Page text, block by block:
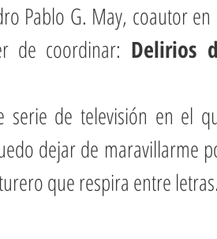
Pablo G. May, coautor en
de coordinar: Delirios
serie de televisión en el
dejar de maravillarme
que respira entre letras.